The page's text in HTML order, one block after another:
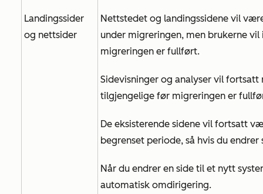
Landingssider
og nettsider
Nettstedet og landingssidene vil
under migreringen, men brukerne
migreringen er fullført.
Sidevisninger og analyser vil
tilgjengelige før migreringen er
De eksisterende sidene vil fortsatt
begrenset periode, så hvis du
Når du endrer en side til et nytt
automatisk omdirigering.